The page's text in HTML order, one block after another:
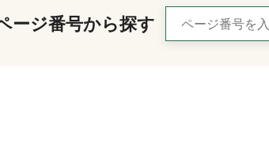
ージ番号から探す